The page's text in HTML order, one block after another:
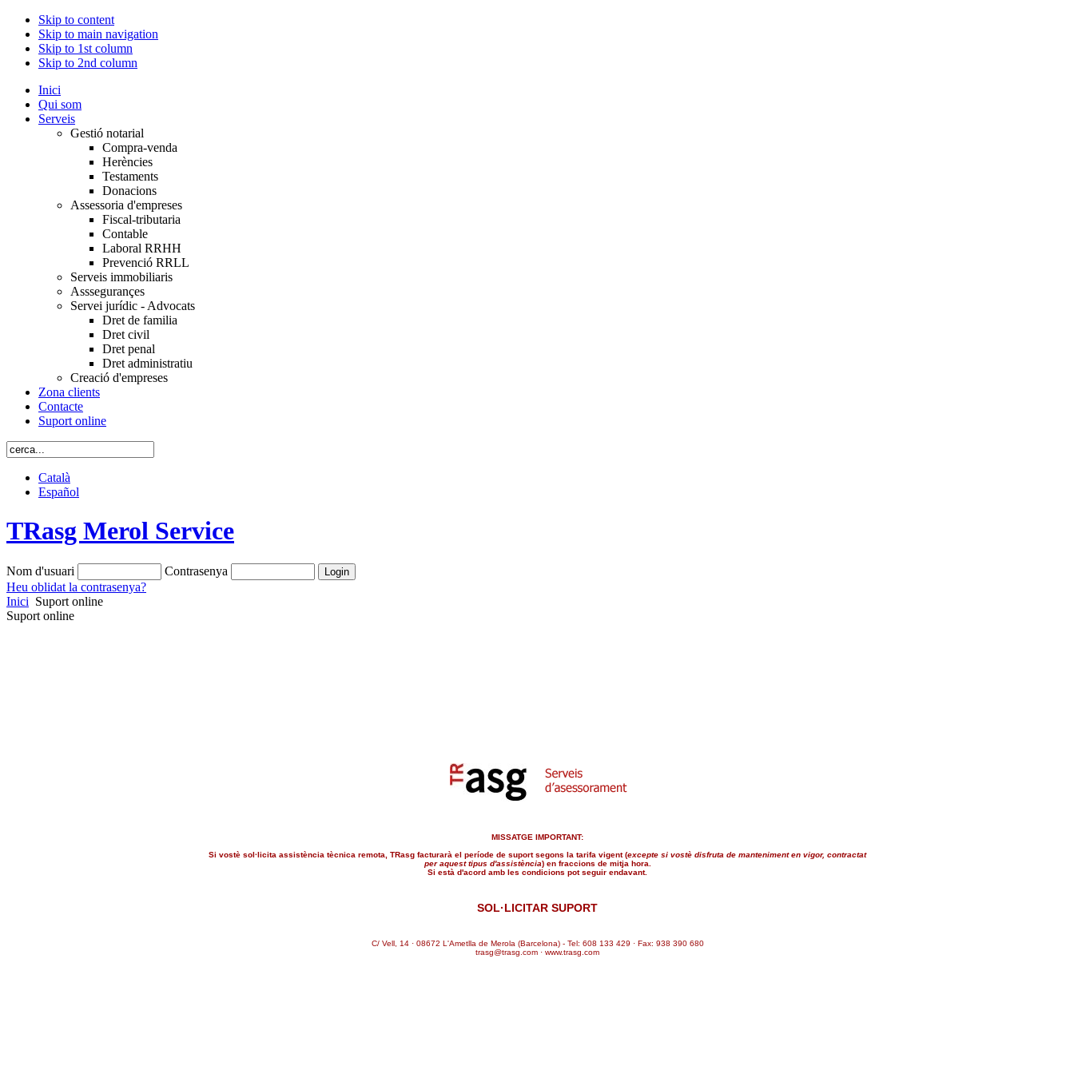
Skip to content
Skip to main navigation
Skip to 1st column
Skip to 2nd column
Inici
Qui som
Serveis
Gestió notarial
Compra-venda
Herències
Testaments
Donacions
Assessoria d'empreses
Fiscal-tributaria
Contable
Laboral RRHH
Prevenció RRLL
Serveis immobiliaris
Asssegurançes
Servei jurídic - Advocats
Dret de familia
Dret civil
Dret penal
Dret administratiu
Creació d'empreses
Zona clients
Contacte
Suport online
Català
Español
TRasg Merol Service
Nom d'usuari
Contrasenya
Heu oblidat la contrasenya?
Inici Suport online
Suport online